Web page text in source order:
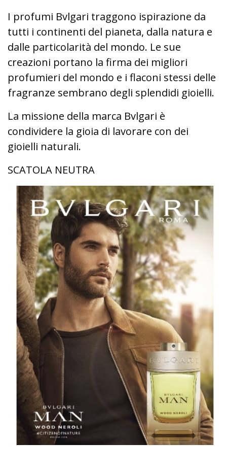
I profumi Bvlgari traggono ispirazione da
tutti i continenti del pianeta, dalla natura e
dalle particolarità del mondo. Le sue
creazioni portano la firma dei migliori
profumieri del mondo e i flaconi stessi delle
fragranze sembrano degli splendidi gioielli.
La missione della marca Bvlgari è
condividere la gioia di lavorare con dei
gioielli naturali.
SCATOLA NEUTRA